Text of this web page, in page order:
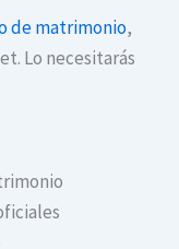
de matrimonio,
Lo necesitarás